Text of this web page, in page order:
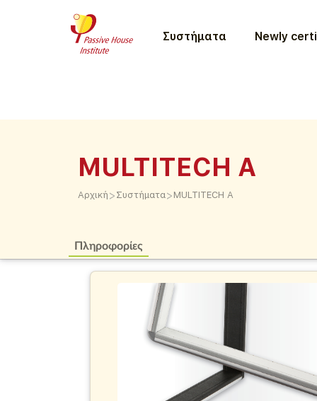
Συστήματα Newly
MULTITECH A
Αρχική > Συστήματα> MULTITECH A
Πληροφορίες